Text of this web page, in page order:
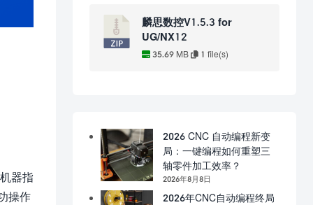
器指
操作
麟思数控V1.5.3 for
UG/NX12
35.69 MB 1 file(s)
2026 CNC 自动编程新变
局：一键编程如何重塑三
轴零件加工效率？
2026年8月8日
2026年CNC自动编程终局